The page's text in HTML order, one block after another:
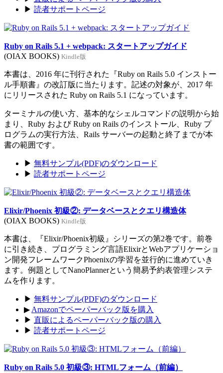
▶ 読者サポートページ
Ruby on Rails 5.1 + webpack: スタートアップガイド
(OIAX BOOKS) Kindle版
本書は、2016 年に刊行された『Ruby on Rails 5.0 インストー
ル手順書』の改訂版に当たります。記述の対象が、2017 年
にリリースされた Ruby on Rails 5.1 になっています。
ターミナルの使い方、基本的なシェルコマンドの説明から始
まり、Ruby および Ruby on Rails のインストール、Ruby プ
ログラムの実行方法、Rails サーバーの起動と終了までが本
書の範囲です。
▶ 無料サンプル(PDF)のダウンロード
▶ 読者サポートページ
Elixir/Phoenix 初級②: データベースとクエリ構造体
(OIAX BOOKS) Kindle版
本書は、『Elixir/Phoenix初級』シリーズの第2巻です。前巻
に引き続き、プログラミング言語ElixirとWebアプリケーショ
ン開発フレームワークPhoenixの学習を並行的に進めていき
ます。例題としてNanoPlannerという簡易予約表管理システ
ムを作ります。
▶ 無料サンプル(PDF)のダウンロード
▶ Amazonでペーパーバック版を購入
▶ 直販によるペーパーバック版の購入
▶ 読者サポートページ
Ruby on Rails 5.0 初級③: HTMLフォーム（前編）